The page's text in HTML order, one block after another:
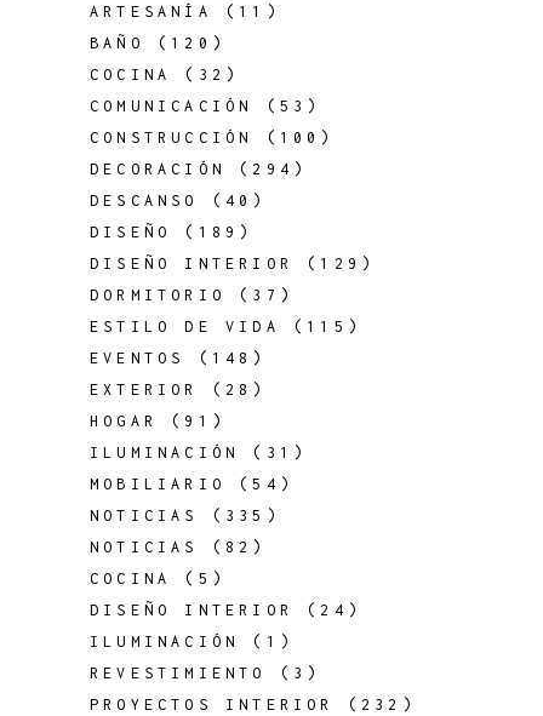
ARTESANÍA
(11)
BAÑO
(120)
COCINA
(32)
COMUNICACIÓN
(53)
CONSTRUCCIÓN
(100)
DECORACIÓN
(294)
DESCANSO
(40)
DISEÑO
(189)
DISEÑO INTERIOR
(129)
DORMITORIO
(37)
ESTILO DE VIDA
(115)
EVENTOS
(148)
EXTERIOR
(28)
HOGAR
(91)
ILUMINACIÓN
(31)
MOBILIARIO
(54)
NOTICIAS
(335)
NOTICIAS
(82)
COCINA
(5)
DISEÑO INTERIOR
(24)
ILUMINACIÓN
(1)
REVESTIMIENTO
(3)
PROYECTOS INTERIOR
(232)